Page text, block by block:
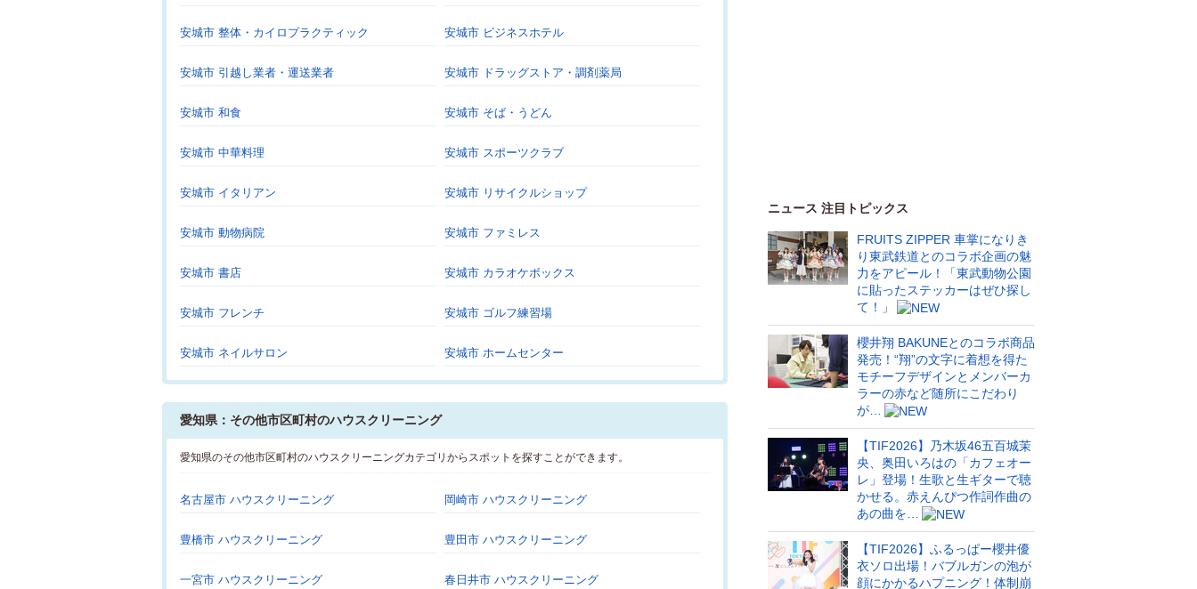
安城市 整体・カイロプラクティック 安城市 ビジネスホテル
安城市 引越し業者・運送業者 安城市 ドラッグストア・調剤薬局
安城市 和食 安城市 そば・うどん
安城市 中華料理 安城市 スポーツクラブ
安城市 イタリアン 安城市 リサイクルショップ
安城市 動物病院 安城市 ファミレス
安城市 書店 安城市 カラオケボックス
安城市 フレンチ 安城市 ゴルフ練習場
安城市 ネイルサロン 安城市 ホームセンター
愛知県：その他市区町村のハウスクリーニング
愛知県のその他市区町村のハウスクリーニングカテゴリからスポットを探すことができます。
名古屋市 ハウスクリーニング 岡崎市 ハウスクリーニング
豊橋市 ハウスクリーニング 豊田市 ハウスクリーニング
一宮市 ハウスクリーニング 春日井市 ハウスクリーニング
ニュース 注目トピックス
FRUITS ZIPPER 車掌になりき
り東武鉄道とのコラボ企画の魅
力をアピール！「東武動物公園
に貼ったステッカーはぜひ探し
て！」
櫻井翔 BAKUNEとのコラボ商品
発売！“翔”の文字に着想を得た
モチーフデザインとメンバーカ
ラーの赤など随所にこだわり
が…
【TIF2026】乃木坂46五百城茉
央、奥田いろはの「カフェオー
レ」登場！生歌と生ギターで聴
かせる。赤えんぴつ作詞作曲の
あの曲を…
【TIF2026】ふるっぱー櫻井優
衣ソロ出場！バブルガンの泡が
顔にかかるハプニング！体制崩